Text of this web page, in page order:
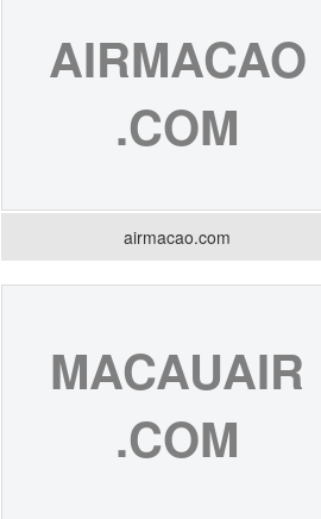
AIRMACAO
.COM
airmacao.com
MACAUAIR
.COM